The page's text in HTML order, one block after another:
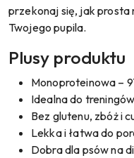
przekonaj się, jak prosta
Twojego pupila.
Plusy produktu
Monoproteinowa –
Idealna do
Bez glutenu, zbóż i
Lekka i łatwa do
Dobra dla psów na